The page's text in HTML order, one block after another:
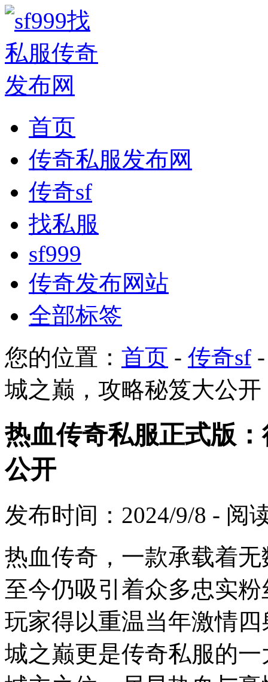
首页
传奇私服发布网
传奇sf
找私服
sf999
传奇发布网站
全部标签
您的位置： 首页 - 传奇sf
城之巅，攻略秘笈大公开
热血传奇私服正式版
公开
发布时间：2024/9/8 - 阅
热血传奇，一款承载着
至今仍吸引着众多忠实
玩家得以重温当年激情
城之巅更是传奇私服的